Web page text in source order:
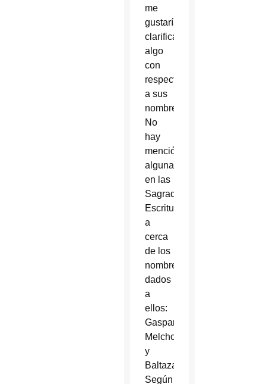
me
gustaría
clarificar
algo
con
respecto
a sus
nombres.
No
hay
mención
alguna
en las
Sagradas
Escrituras
a
cerca
de los
nombres
dados
a
ellos:
Gaspar,
Melchor
y
Baltazar.
Según